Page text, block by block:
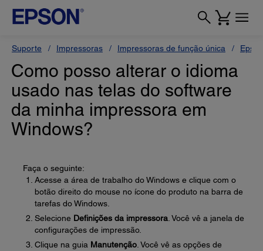
Suporte Impressoras Impressoras de função única
Como posso alterar o idioma
usado nas telas do software
da minha impressora em
Windows?
Faça o seguinte:
Acesse a área de trabalho do Windows e clique com o
botão direito do mouse no ícone do produto na barra de
tarefas do Windows.
Selecione Definições da impressora . Você vê a janela de
configurações de impressão.
Clique na guia Manutenção . Você vê as opções de